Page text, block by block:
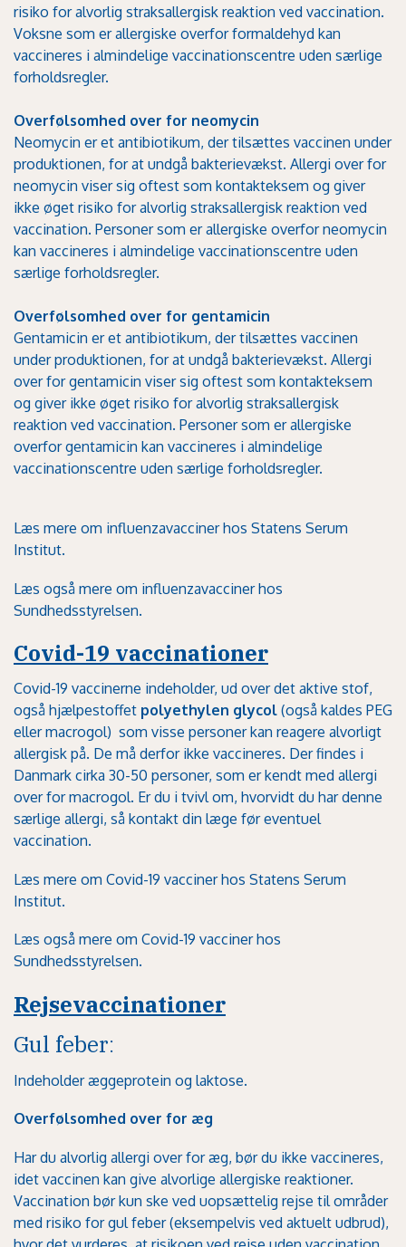
risiko for alvorlig straksallergisk reaktion ved vaccination.
Voksne som er allergiske overfor formaldehyd kan
vaccineres i almindelige vaccinationscentre uden særlige
forholdsregler.
Overfølsomhed over for neomycin
Neomycin er et antibiotikum, der tilsættes vaccinen under
produktionen, for at undgå bakterievækst. Allergi over for
neomycin viser sig oftest som kontakteksem og giver
ikke øget risiko for alvorlig straksallergisk reaktion ved
vaccination. Personer som er allergiske overfor neomycin
kan vaccineres i almindelige vaccinationscentre uden
særlige forholdsregler.
Overfølsomhed over for gentamicin
Gentamicin er et antibiotikum, der tilsættes vaccinen
under produktionen, for at undgå bakterievækst. Allergi
over for gentamicin viser sig oftest som kontakteksem
og giver ikke øget risiko for alvorlig straksallergisk
reaktion ved vaccination. Personer som er allergiske
overfor gentamicin kan vaccineres i almindelige
vaccinationscentre uden særlige forholdsregler.
Læs mere om influenzavacciner hos Statens Serum
Institut.
Læs også mere om influenzavacciner hos
Sundhedsstyrelsen.
Covid-19 vaccinationer
Covid-19 vaccinerne indeholder, ud over det aktive stof,
også hjælpestoffet polyethylen glycol (også kaldes PEG
eller macrogol) som visse personer kan reagere alvorligt
allergisk på. De må derfor ikke vaccineres. Der findes i
Danmark cirka 30-50 personer, som er kendt med allergi
over for macrogol. Er du i tvivl om, hvorvidt du har denne
særlige allergi, så kontakt din læge før eventuel
vaccination.
Læs mere om Covid-19 vacciner hos Statens Serum
Institut.
Læs også mere om Covid-19 vacciner hos
Sundhedsstyrelsen.
Rejsevaccinationer
Gul feber:
Indeholder æggeprotein og laktose.
Overfølsomhed over for æg
Har du alvorlig allergi over for æg, bør du ikke vaccineres,
idet vaccinen kan give alvorlige allergiske reaktioner.
Vaccination bør kun ske ved uopsættelig rejse til områder
med risiko for gul feber (eksempelvis ved aktuelt udbrud),